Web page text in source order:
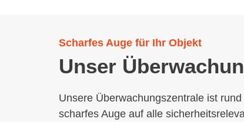
Scharfes Auge für Ihr Objekt
Unser
Unsere Überwachungszentrale ist
scharfes Auge auf alle